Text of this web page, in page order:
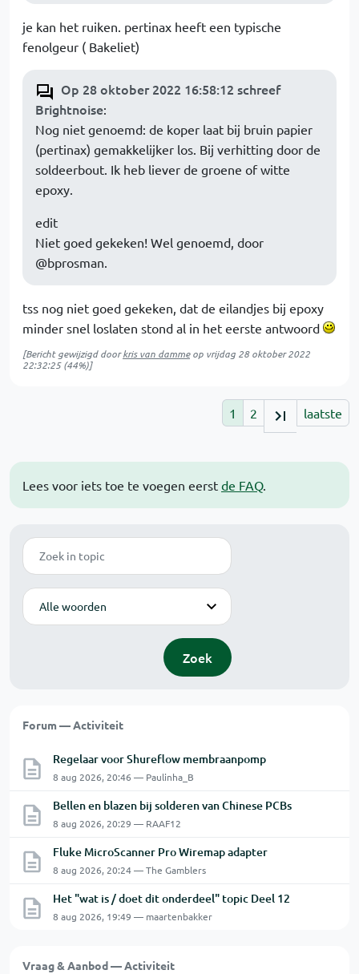
Lees voor iets toe te voegen eerst de FAQ.
Zoek
Modus
Zoek
Forum — Activiteit
Regelaar voor Shureflow membraanpomp
8 aug 2026, 20:46 — Paulinha_B
Bellen en blazen bij solderen van Chinese PCBs
8 aug 2026, 20:29 — RAAF12
Fluke MicroScanner Pro Wiremap adapter
8 aug 2026, 20:24 — The Gamblers
Het "wat is / doet dit onderdeel" topic Deel 12
8 aug 2026, 19:49 — maartenbakker
Vraag & Aanbod — Activiteit
je kan het ruiken. pertinax heeft een typische
fenolgeur ( Bakeliet)
Op 28 oktober 2022 16:58:12 schreef
Brightnoise:
Nog niet genoemd: de koper laat bij bruin papier
(pertinax) gemakkelijker los. Bij verhitting door de
soldeerbout. Ik heb liever de groene of witte
epoxy.
edit
Niet goed gekeken! Wel genoemd, door
@bprosman.
tss nog niet goed gekeken, dat de eilandjes bij epoxy
minder snel loslaten stond al in het eerste antwoord
[Bericht gewijzigd doorkris van dammeop vrijdag 28 oktober 2022
22:32:25(44%)]
1 2 laatste